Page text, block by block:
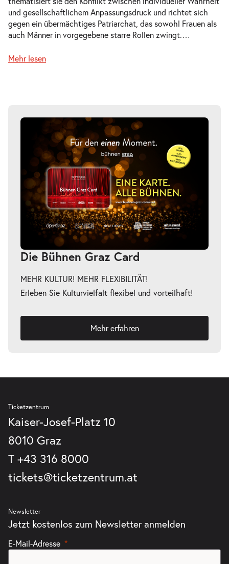
Undine geht
Undine geht-
Mi.
14.10.2026
Mi. 14.10.2026
20:30 Uhr
Tickets
und gesellschaftlichem Anpassungsdruck und richtet sich
gegen ein übermächtiges Patriarchat, das sowohl Frauen als
auch Männer in vorgegebene starre Rollen zwingt.…
Mehr lesen
Die Bühnen Graz Card
MEHR KULTUR! MEHR FLEXIBILITÄT!
Erleben Sie Kulturvielfalt flexibel und vorteilhaft!
Mehr erfahren
Ticketzentrum
Kaiser-Josef-Platz 10
8010 Graz
T +43 316 8000
tickets@ticketzentrum.at
Newsletter
Jetzt kostenlos zum Newsletter anmelden
E-Mail-Adresse